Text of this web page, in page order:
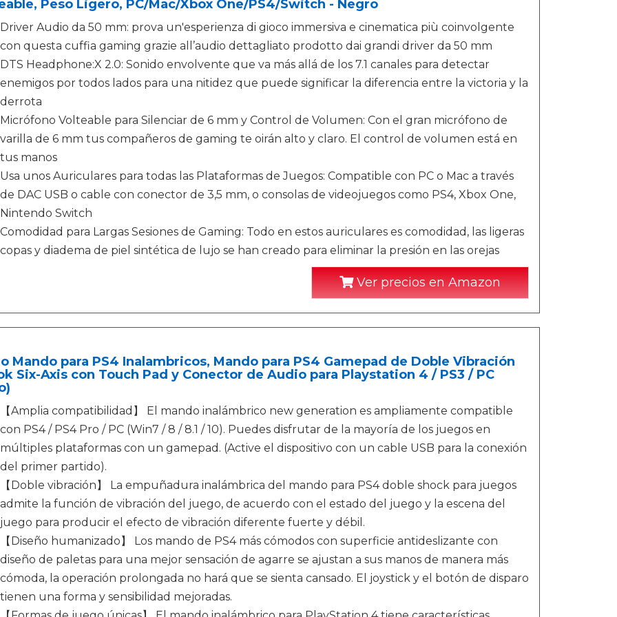
Peso Ligero, PC/Mac/Xbox One/PS4/Switch - Negro
Driver Audio da 50 mm: prova un'esperienza di gioco immersiva e cinematica più coinvolgente
con ‎questa cuffia gaming grazie all’audio dettagliato prodotto dai grandi driver da 50 mm
DTS Headphone:X 2.0: Sonido envolvente que va más allá de los 7.1 canales para detectar
enemigos por todos lados para una nitidez que puede significar la diferencia entre la victoria y la
derrota
Micrófono Volteable para Silenciar de 6 mm y Control de Volumen: Con el gran micrófono de
varilla de 6 mm tus compañeros de gaming te oirán alto y claro. El control de volumen está en
tus manos
Usa unos Auriculares para todas las Plataformas de Juegos: Compatible con PC o Mac a través
de DAC USB o cable con conector de 3,5 mm, o consolas de videojuegos como PS4, Xbox One,
Nintendo Switch
Comodidad para Largas Sesiones de Gaming: Todo en estos auriculares es comodidad, las ligeras
copas y diadema de piel sintética de lujo se han creado para eliminar la presión en las orejas
Ver precios en Amazon
Mando para PS4 Inalambricos, Mando para PS4 Gamepad de Doble Vibración
Six-Axis con Touch Pad y Conector de Audio para Playstation 4 / PS3 / PC
【Amplia compatibilidad】 El mando inalámbrico new generation es ampliamente compatible
con PS4 / PS4 Pro / PC (Win7 / 8 / 8.1 / 10). Puedes disfrutar de la mayoría de los juegos en
múltiples plataformas con un gamepad. (Active el dispositivo con un cable USB para la conexión
del primer partido).
【Doble vibración】 La empuñadura inalámbrica del mando para PS4 doble shock para juegos
admite la función de vibración del juego, de acuerdo con el estado del juego y la escena del
juego para producir el efecto de vibración diferente fuerte y débil.
【Diseño humanizado】 Los mando de PS4 más cómodos con superficie antideslizante con
diseño de paletas para una mejor sensación de agarre se ajustan a sus manos de manera más
cómoda, la operación prolongada no hará que se sienta cansado. El joystick y el botón de disparo
tienen una forma y sensibilidad mejoradas.